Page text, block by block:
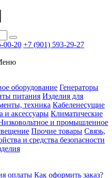
00-20 +7 (901) 593-29-27
оборудование Генераторы
питания Изделия для
техника Кабеленесущие
и аксессуары Климатические
и промышленное
Прочие товары Связь,
и средства безопасности
оплаты Как оформить заказ?